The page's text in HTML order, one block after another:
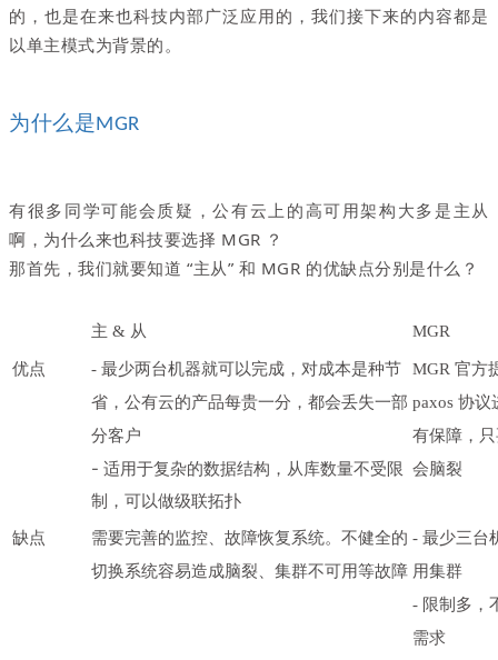
的，也是在来也科技内部广泛应用的，我们接下来的内容都是
以单主模式为背景的。
为什么是MGR
有很多同学可能会质疑，公有云上的高可用架构大多是主从
啊，为什么来也科技要选择 MGR ？
那首先，我们就要知道 “主从” 和 MGR 的优缺点分别是什么？
主 & 从 MGR
优点
- 最少两台机器就可以完成，对成本是种节
省，公有云的产品每贵一分，都会丢失一部
分客户
- 适用于复杂的数据结构，从库数量不受限
制，可以做级联拓扑
MGR 官方
paxos 协议
有保障，
会脑裂
缺点 需要完善的监控、故障恢复系统。 不健全的
切换系统容易造成脑裂、集群不可用等故障
- 最少三台
用集群
- 限制多，
需求